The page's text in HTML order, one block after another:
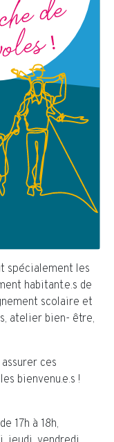
spécialement les
habitant.e.s de
scolaire et
atelier bien- être,
ces
bienvenu.e.s !
17h à 18h,